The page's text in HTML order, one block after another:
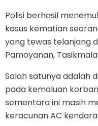
Polisi berhasil
kasus kematian
yang tewas telanjang
Pamoyanan,
Salah satunya adalah
pada kemaluan
sementara ini masih
keracunan AC